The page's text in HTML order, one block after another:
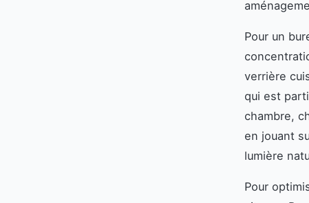
Pour un
verrière
qui est
chambre,
en jouant
lumière
Pour